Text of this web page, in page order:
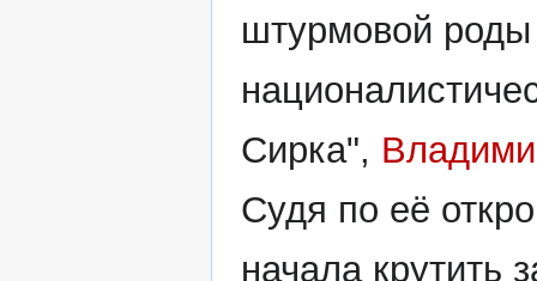
штурмовой
Сирка",
Судя по её
начала крутить